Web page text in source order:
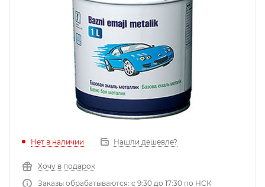
Нет в наличии Нашли дешевле?
Хочу в подарок
Заказы обрабатываются: с 9:30 до 17:30 по НСК